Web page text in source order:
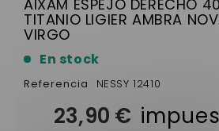
AIXAM ESPEJO DERECHO
TITANIO LIGIER AMBRA
VIRGO
En stock
Referencia NESSY 12410
23,90 €